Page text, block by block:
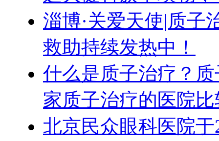
淄博·关爱天使|质子
救助持续发热中！
什么是质子治疗？
家质子治疗的医院
北京民众眼科医院